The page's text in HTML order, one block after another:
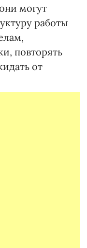
могут
работы
повторять
от